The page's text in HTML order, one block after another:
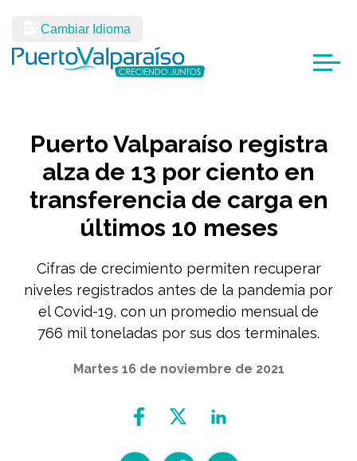
Cambiar Idioma
Puerto Valparaíso registra
alza de 13 por ciento en
transferencia de carga en
últimos 10 meses
Cifras de crecimiento permiten recuperar
niveles registrados antes de la pandemia por
el Covid-19, con un promedio mensual de
766 mil toneladas por sus dos terminales.
Martes 16 de noviembre de 2021